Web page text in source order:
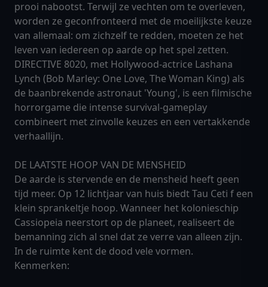
prooi nabootst. Terwijl ze vechten om te overleven,
worden ze geconfronteerd met de moeilijkste keuze
van allemaal: om zichzelf te redden, moeten ze het
leven van iedereen op aarde op het spel zetten.
DIRECTIVE 8020, met Hollywood-actrice Lashana
Lynch (Bob Marley: One Love, The Woman King) als
de baanbrekende astronaut 'Young', is een filmische
horrorgame die intense survival-gameplay
combineert met zinvolle keuzes en een vertakkende
verhaallijn.
DE LAATSTE HOOP VAN DE MENSHEID
De aarde is stervende en de mensheid heeft geen
tijd meer. Op 12 lichtjaar van huis biedt Tau Ceti f een
klein sprankeltje hoop. Wanneer het kolonieschip
Cassiopeia neerstort op de planeet, realiseert de
bemanning zich al snel dat ze verre van alleen zijn.
In de ruimte kent de dood vele vormen.
Kenmerken: